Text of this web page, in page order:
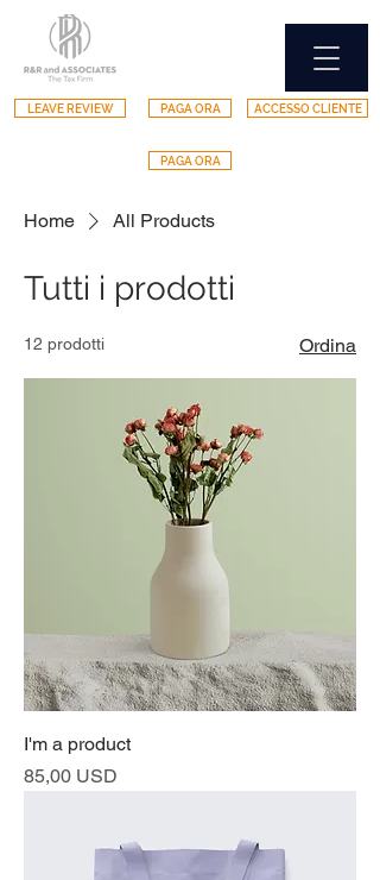
ACCESSO CLIENTE
PAGA ORA
LEAVE REVIEW
PAGA ORA
Home All Products
Tutti i prodotti
12 prodotti Ordina
I'm a product
Prezzo
85,00 USD